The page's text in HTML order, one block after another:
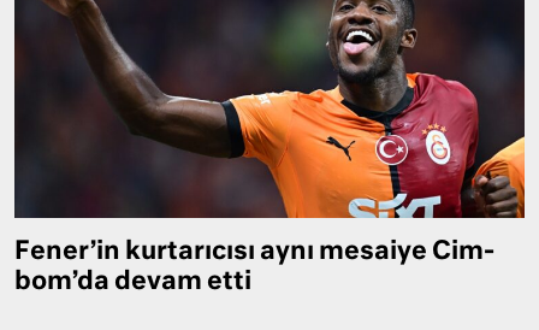
Fener’in kurtarıcısı aynı mesaiye Cim-
bom’da devam etti